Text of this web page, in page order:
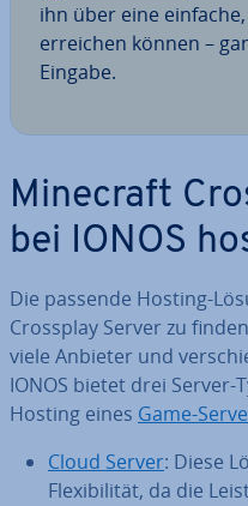
ihn über eine
erreichen können –
Eingabe.
Minecraft
bei IONOS
Die passende Hosting-
Crossplay Server zu
viele Anbieter und
IONOS bietet drei Server-
Hosting eines Game-
Cloud Server: Diese
Fle­xi­bi­li­tät, da die